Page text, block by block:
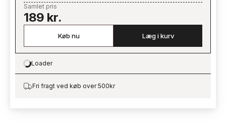
Samlet pris
189 kr.
Køb nu Læg i kurv
Loading…
Loader
Fri fragt ved køb over 500kr